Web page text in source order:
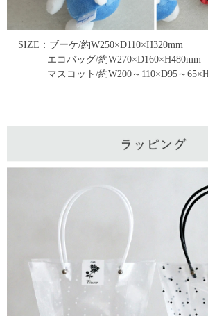
SIZE：ブーケ/約W250×D110×H320mm
エコバッグ/約W270×D160×H480mm
マスコット/約W200～110×D95～